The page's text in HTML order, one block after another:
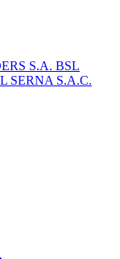
S.A. BSL
SERNA S.A.C.